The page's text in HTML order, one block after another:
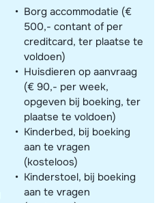
Borg accommodatie (€
500,- contant of per
creditcard, ter plaatse te
voldoen)
Huisdieren op aanvraag
(€ 90,- per week,
opgeven bij boeking, ter
plaatse te voldoen)
Kinderbed, bij boeking
aan te vragen
(kosteloos)
Kinderstoel, bij boeking
aan te vragen